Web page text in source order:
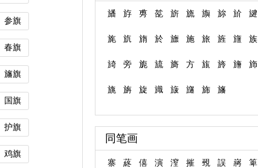
参旗
春旗
旛旗
国旗
护旗
鸡旗
旙 斿 旉 旕 旂 旒 旟 旀 斺 旔
旄 斻 旓 於 旚 施 旅 旌 旜 族
旑 旁 旎 旈 旖 方 旊 旍 旝 斾
旐 旃 旋 旘 旇 旞 旆 旛
同笔画
寨 蔠 僖 演 潌 摧 覡 誤 嶈 箄